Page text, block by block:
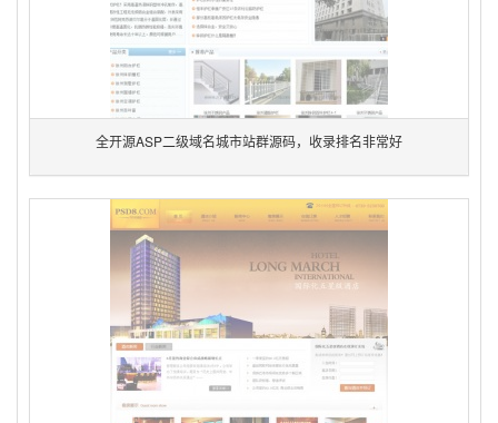
全开源ASP二级域名城市站群源码，收录排名非常好